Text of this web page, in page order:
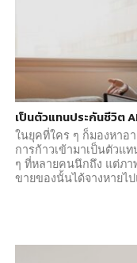
เป็นตัวแทนประกันชีวิต
ในยุคที่ใคร ๆ ก็มองหาอ
การก้าวเข้ามาเป็นตัวแ
ๆ ที่หลายคนนึกถึง แต่ภา
ขายของนั้นได้จางหายไ